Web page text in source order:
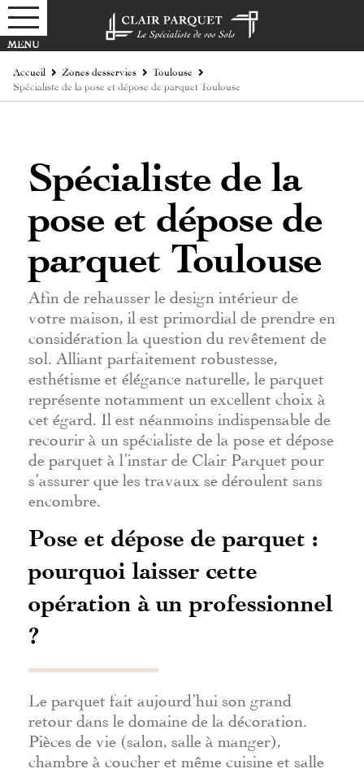
Accueil Zones desservies Toulouse
Spécialiste de la pose et dépose de parquet Toulouse
Spécialiste de la
pose et dépose de
parquet Toulouse
Afin de rehausser le design intérieur de
votre maison, il est primordial de prendre en
considération la question du revêtement de
sol. Alliant parfaitement robustesse,
esthétisme et élégance naturelle, le parquet
représente notamment un excellent choix à
cet égard. Il est néanmoins indispensable de
recourir à un spécialiste de la pose et dépose
de parquet à l’instar de Clair Parquet pour
s’assurer que les travaux se déroulent sans
encombre.
Pose et dépose de parquet :
pourquoi laisser cette
opération à un professionnel
?
Le parquet fait aujourd’hui son grand
retour dans le domaine de la décoration.
Pièces de vie (salon, salle à manger),
chambre à coucher et même cuisine et salle